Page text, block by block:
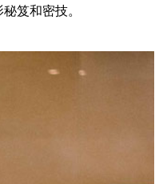
笈和密技。